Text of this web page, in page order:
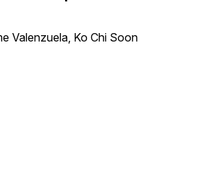
Valenzuela, Ko Chi Soon